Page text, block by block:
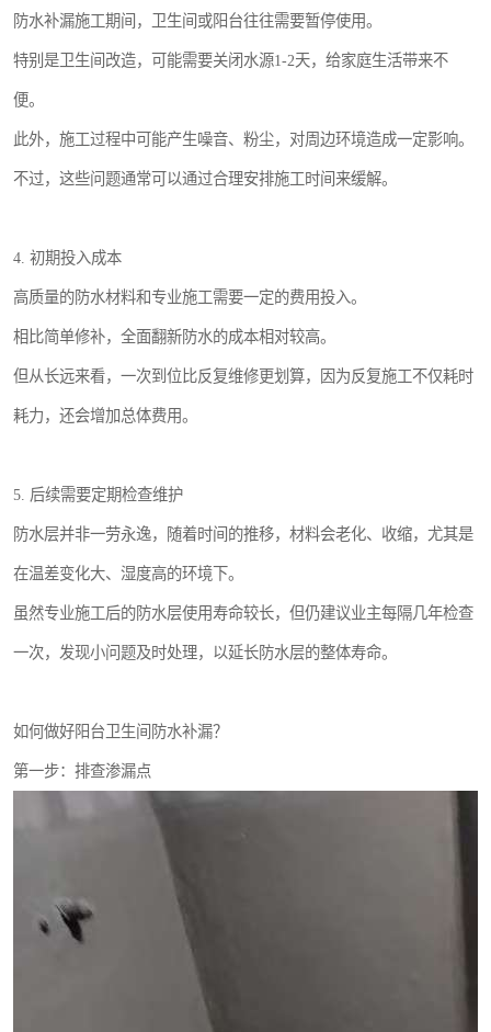
防水补漏施工期间，卫生间或阳台往往需要暂停使用。
特别是卫生间改造，可能需要关闭水源1-2天，给家庭生活带来不
便。
此外，施工过程中可能产生噪音、粉尘，对周边环境造成一定影响。
不过，这些问题通常可以通过合理安排施工时间来缓解。
4. 初期投入成本
高质量的防水材料和专业施工需要一定的费用投入。
相比简单修补，全面翻新防水的成本相对较高。
但从长远来看，一次到位比反复维修更划算，因为反复施工不仅耗时
耗力，还会增加总体费用。
5. 后续需要定期检查维护
防水层并非一劳永逸，随着时间的推移，材料会老化、收缩，尤其是
在温差变化大、湿度高的环境下。
虽然专业施工后的防水层使用寿命较长，但仍建议业主每隔几年检查
一次，发现小问题及时处理，以延长防水层的整体寿命。
如何做好阳台卫生间防水补漏？
第一步：排查渗漏点